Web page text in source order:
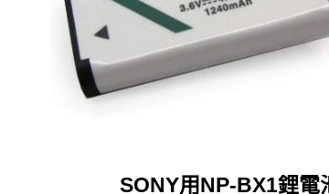
SONY用NP-BX1鋰電